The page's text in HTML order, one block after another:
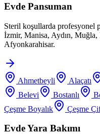
Evde Pansuman
Steril koşullarda profesyonel
İzmir, Manisa, Aydın,
Afyonkarahisar.
Ahmetbeyli Alaçatı
Belevi
Bostanlı
Çeşme Boyalık
Çeşme
Evde Yara Bakımı